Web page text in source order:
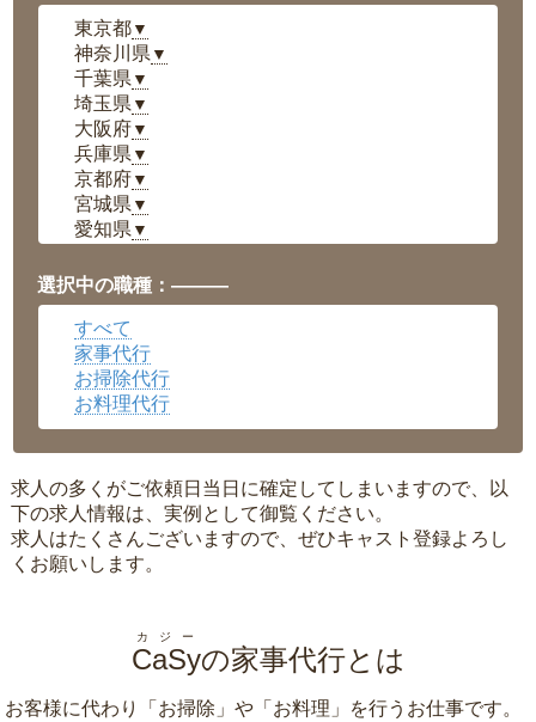
東京都▼
神奈川県 ▼
千葉県 ▼
埼玉県 ▼
大阪府▼
兵庫県 ▼
京都府▼
宮城県 ▼
愛知県 ▼
岡山県▼
広島県▼
沖縄県
選択中の職種：———
すべて
家事代行
お掃除代行
お料理代行
求人の多くがご依頼日当日に確定してしまいますので、以
下の求人情報は、実例として御覧ください。
求人はたくさんございますので、ぜひキャスト登録よろし
くお願いします。
CaSy
カジー
の家事代行とは
お客様に代わり「 お掃除 」や「 お料理 」を行うお仕事です。